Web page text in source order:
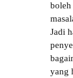
Jadi
yang